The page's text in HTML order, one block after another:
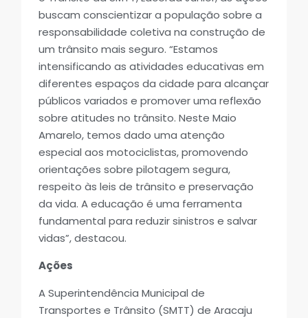
buscam conscientizar a população sobre a
responsabilidade coletiva na construção de
um trânsito mais seguro. “Estamos
intensificando as atividades educativas em
diferentes espaços da cidade para alcançar
públicos variados e promover uma reflexão
sobre atitudes no trânsito. Neste Maio
Amarelo, temos dado uma atenção
especial aos motociclistas, promovendo
orientações sobre pilotagem segura,
respeito às leis de trânsito e preservação
da vida. A educação é uma ferramenta
fundamental para reduzir sinistros e salvar
vidas”, destacou.
Ações
A Superintendência Municipal de
Transportes e Trânsito (SMTT) de Aracaju